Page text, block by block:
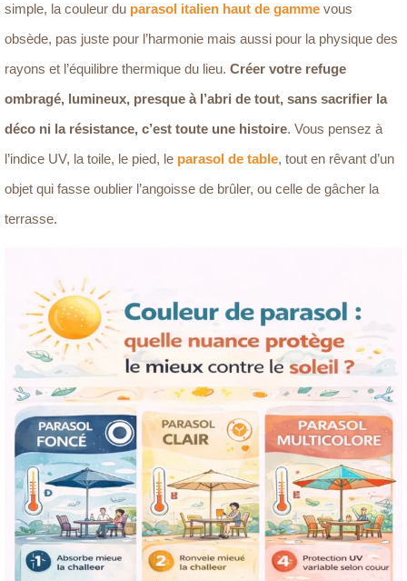
simple, la couleur du parasol italien haut de gamme vous
obsède, pas juste pour l’harmonie mais aussi pour la physique des
rayons et l’équilibre thermique du lieu. Créer votre refuge
ombragé, lumineux, presque à l’abri de tout, sans sacrifier la
déco ni la résistance, c’est toute une histoire. Vous pensez à
l’indice UV, la toile, le pied, le parasol de table, tout en rêvant d’un
objet qui fasse oublier l’angoisse de brûler, ou celle de gâcher la
terrasse.